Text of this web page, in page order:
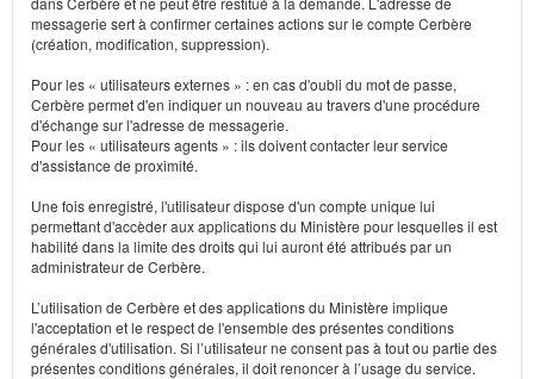
messagerie sert à confirmer certaines actions sur le compte Cerbère
(création, modification, suppression).
Pour les « utilisateurs externes » : en cas d'oubli du mot de passe,
Cerbère permet d'en indiquer un nouveau au travers d'une procédure
d'échange sur l'adresse de messagerie.
Pour les « utilisateurs agents » : ils doivent contacter leur service
d'assistance de proximité.
Une fois enregistré, l'utilisateur dispose d'un compte unique lui
permettant d'accèder aux applications du Ministère pour lesquelles il est
habilité dans la limite des droits qui lui auront été attribués par un
administrateur de Cerbère.
L’utilisation de Cerbère et des applications du Ministère implique
l'acceptation et le respect de l'ensemble des présentes conditions
générales d'utilisation. Si l’utilisateur ne consent pas à tout ou partie des
présentes conditions générales, il doit renoncer à l’usage du service.